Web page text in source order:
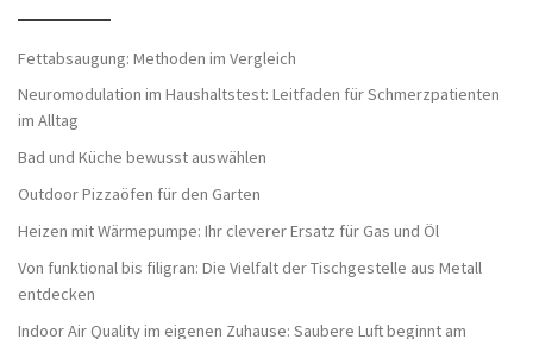
Fettabsaugung: Methoden im Vergleich
Neuromodulation im Haushaltstest: Leitfaden für Schmerzpatienten
im Alltag
Bad und Küche bewusst auswählen
Outdoor Pizzaöfen für den Garten
Heizen mit Wärmepumpe: Ihr cleverer Ersatz für Gas und Öl
Von funktional bis filigran: Die Vielfalt der Tischgestelle aus Metall
entdecken
Indoor Air Quality im eigenen Zuhause: Saubere Luft beginnt am